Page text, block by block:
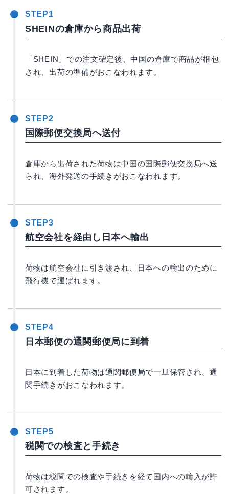
STEP1
SHEINの倉庫から商品出荷
「SHEIN」での注文確定後、中国の倉庫で商品が梱包
され、出荷の準備がおこなわれます。
STEP2
国際郵便交換局へ送付
倉庫から出荷された荷物は中国の国際郵便交換局へ送
られ、海外発送の手続きがおこなわれます。
STEP3
航空会社を経由し日本へ輸出
荷物は航空会社に引き渡され、日本への輸出のために
飛行機で運ばれます。
STEP4
日本郵便の通関郵便局に到着
日本に到着した荷物は通関郵便局で一旦保管され、通
関手続きがおこなわれます。
STEP5
税関での検査と手続き
荷物は税関での検査や手続きを経て国内への輸入が許
可されます。